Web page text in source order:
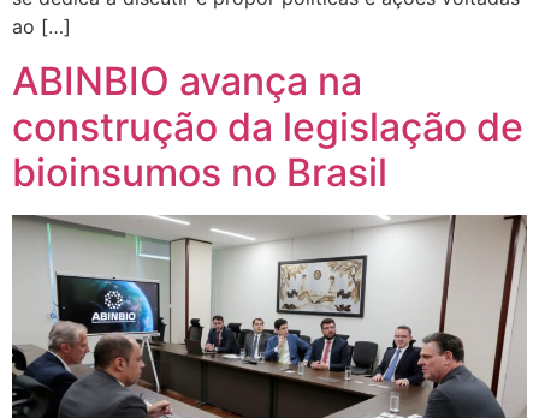
ao […]
ABINBIO avança na
construção da legislação de
bioinsumos no Brasil